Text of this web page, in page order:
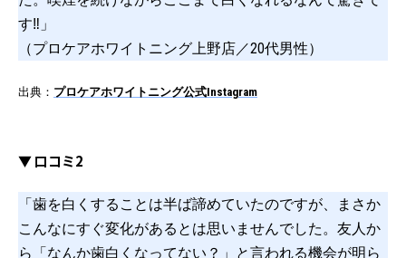
す‼️」
（プロケアホワイトニング上野店／20代男性）
出典： プロケアホワイトニング公式Instagram
▼ 口コミ2
「歯を白くすることは半ば諦めていたのですが、まさか
こんなにすぐ変化があるとは思いませんでした。友人か
ら「なんか歯白くなってない？」と言われる機会が明ら